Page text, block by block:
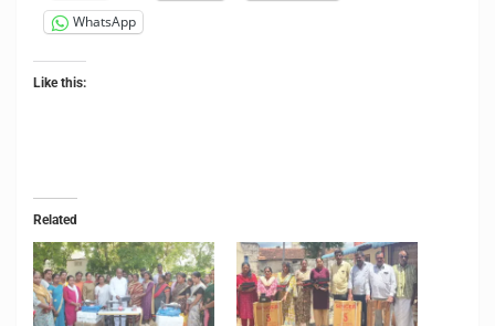
WhatsApp
Like this:
Related